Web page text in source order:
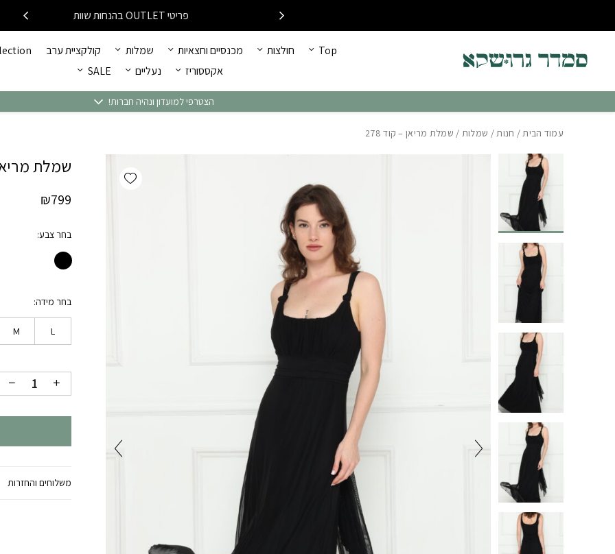
פריטי OUTLET בהנחות שוות
Top חולצות מכנסיים וחצאיות שמלות קולקציית ערב
אקססוריז
נעליים SALE
הצטרפי למועדון ונהיה חברות!
עמוד הבית / חנות / שמלות / שמלת מריאן – קוד 278
שמלת מריאן
₪799
בחר צבע
בחר מידה
L
M
משלוחים והחזרות
Add wishlist